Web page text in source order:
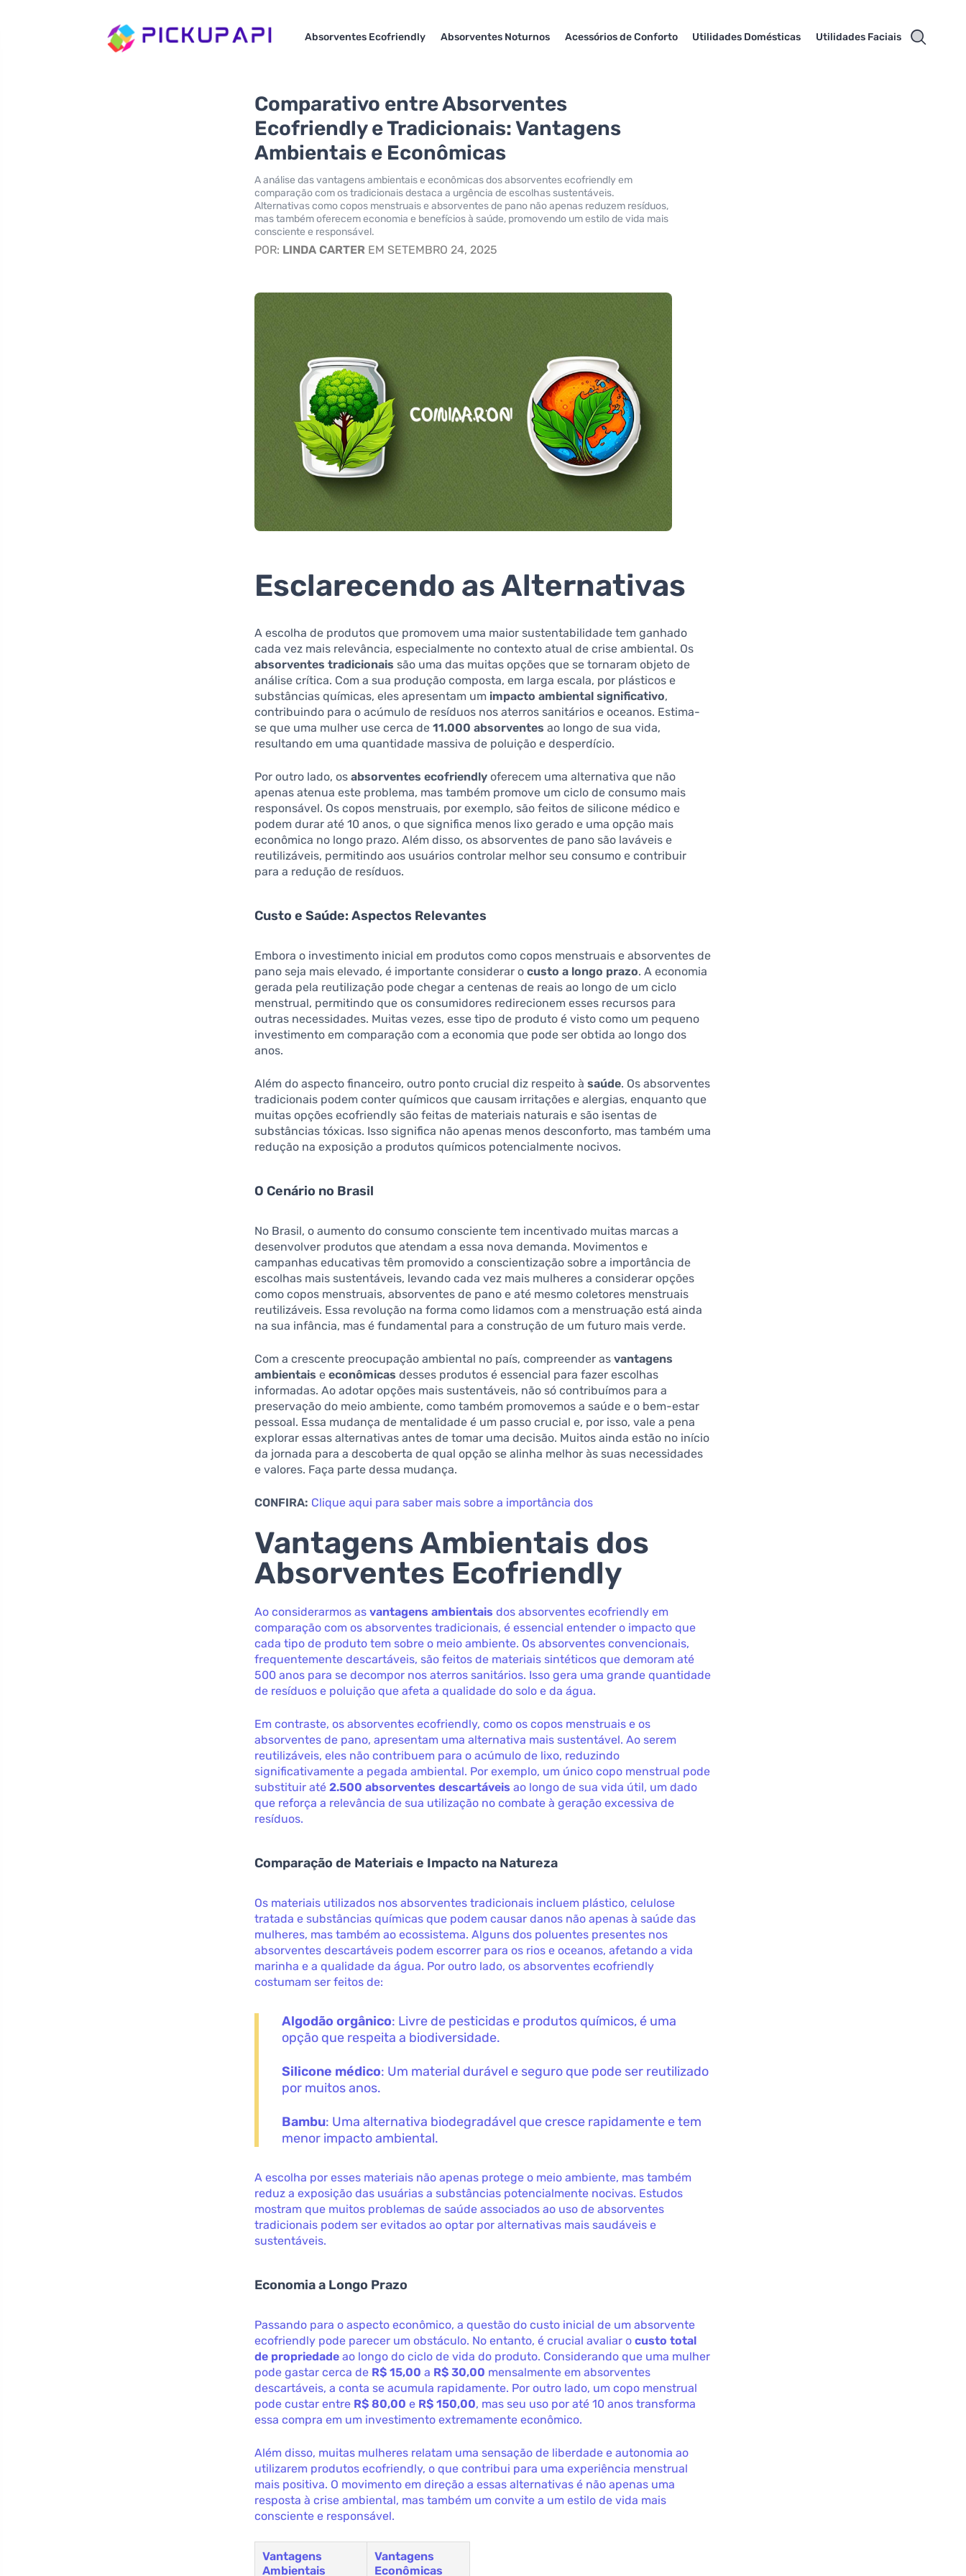
Absorventes Ecofriendly Absorventes Noturnos Acessórios de Conforto Utilidades Domésticas Utilidades Faciais
Comparativo entre Absorventes
Ecofriendly e Tradicionais: Vantagens
Ambientais e Econômicas
A análise das vantagens ambientais e econômicas dos absorventes ecofriendly em
comparação com os tradicionais destaca a urgência de escolhas sustentáveis.
Alternativas como copos menstruais e absorventes de pano não apenas reduzem resíduos,
mas também oferecem economia e benefícios à saúde, promovendo um estilo de vida mais
consciente e responsável.
POR: LINDA CARTER EM SETEMBRO 24, 2025
Esclarecendo as Alternativas
A escolha de produtos que promovem uma maior sustentabilidade tem ganhado
cada vez mais relevância, especialmente no contexto atual de crise ambiental. Os
absorventes tradicionais são uma das muitas opções que se tornaram objeto de
análise crítica. Com a sua produção composta, em larga escala, por plásticos e
substâncias químicas, eles apresentam um impacto ambiental significativo,
contribuindo para o acúmulo de resíduos nos aterros sanitários e oceanos. Estima-
se que uma mulher use cerca de11.000 absorventes ao longo de sua vida,
resultando em uma quantidade massiva de poluição e desperdício.
Por outro lado, osabsorventes ecofriendly oferecem uma alternativa que não
apenas atenua este problema, mas também promove um ciclo de consumo mais
responsável. Os copos menstruais, por exemplo, são feitos de silicone médico e
podem durar até 10 anos, o que significa menos lixo gerado e uma opção mais
econômica no longo prazo. Além disso, os absorventes de pano são laváveis e
reutilizáveis, permitindo aos usuários controlar melhor seu consumo e contribuir
para a redução de resíduos.
Custo e Saúde: Aspectos Relevantes
Embora o investimento inicial em produtos como copos menstruais e absorventes de
pano seja mais elevado, é importante considerar ocusto a longo prazo. A economia
gerada pela reutilização pode chegar a centenas de reais ao longo de um ciclo
menstrual, permitindo que os consumidores redirecionem esses recursos para
outras necessidades. Muitas vezes, esse tipo de produto é visto como um pequeno
investimento em comparação com a economia que pode ser obtida ao longo dos
anos.
Além do aspecto financeiro, outro ponto crucial diz respeito àsaúde. Os absorventes
tradicionais podem conter químicos que causam irritações e alergias, enquanto que
muitas opções ecofriendly são feitas de materiais naturais e são isentas de
substâncias tóxicas. Isso significa não apenas menos desconforto, mas também uma
redução na exposição a produtos químicos potencialmente nocivos.
O Cenário no Brasil
No Brasil, o aumento do consumo consciente tem incentivado muitas marcas a
desenvolver produtos que atendam a essa nova demanda. Movimentos e
campanhas educativas têm promovido a conscientização sobre a importância de
escolhas mais sustentáveis, levando cada vez mais mulheres a considerar opções
como copos menstruais, absorventes de pano e até mesmo coletores menstruais
reutilizáveis. Essa revolução na forma como lidamos com a menstruação está ainda
na sua infância, mas é fundamental para a construção de um futuro mais verde.
Com a crescente preocupação ambiental no país, compreender asvantagens
ambientais eeconômicas desses produtos é essencial para fazer escolhas
informadas. Ao adotar opções mais sustentáveis, não só contribuímos para a
preservação do meio ambiente, como também promovemos a saúde e o bem-estar
pessoal. Essa mudança de mentalidade é um passo crucial e, por isso, vale a pena
explorar essas alternativas antes de tomar uma decisão. Muitos ainda estão no início
da jornada para a descoberta de qual opção se alinha melhor às suas necessidades
e valores. Faça parte dessa mudança.
CONFIRA: Clique aqui para saber mais sobre a importância dos
Vantagens Ambientais dos
Absorventes Ecofriendly
Ao considerarmos asvantagens ambientais dos absorventes ecofriendly em
comparação com os absorventes tradicionais, é essencial entender o impacto que
cada tipo de produto tem sobre o meio ambiente. Os absorventes convencionais,
frequentemente descartáveis, são feitos de materiais sintéticos que demoram até
500 anos para se decompor nos aterros sanitários. Isso gera uma grande quantidade
de resíduos e poluição que afeta a qualidade do solo e da água.
Em contraste, os absorventes ecofriendly, como os copos menstruais e os
absorventes de pano, apresentam uma alternativa mais sustentável. Ao serem
reutilizáveis, eles não contribuem para o acúmulo de lixo, reduzindo
significativamente a pegada ambiental. Por exemplo, um único copo menstrual pode
substituir até2.500 absorventes descartáveis ao longo de sua vida útil, um dado
que reforça a relevância de sua utilização no combate à geração excessiva de
resíduos.
Comparação de Materiais e Impacto na Natureza
Os materiais utilizados nos absorventes tradicionais incluem plástico, celulose
tratada e substâncias químicas que podem causar danos não apenas à saúde das
mulheres, mas também ao ecossistema. Alguns dos poluentes presentes nos
absorventes descartáveis podem escorrer para os rios e oceanos, afetando a vida
marinha e a qualidade da água. Por outro lado, os absorventes ecofriendly
costumam ser feitos de:
Algodão orgânico: Livre de pesticidas e produtos químicos, é uma
opção que respeita a biodiversidade.
Silicone médico: Um material durável e seguro que pode ser reutilizado
por muitos anos.
Bambu: Uma alternativa biodegradável que cresce rapidamente e tem
menor impacto ambiental.
A escolha por esses materiais não apenas protege o meio ambiente, mas também
reduz a exposição das usuárias a substâncias potencialmente nocivas. Estudos
mostram que muitos problemas de saúde associados ao uso de absorventes
tradicionais podem ser evitados ao optar por alternativas mais saudáveis e
sustentáveis.
Economia a Longo Prazo
Passando para o aspecto econômico, a questão do custo inicial de um absorvente
ecofriendly pode parecer um obstáculo. No entanto, é crucial avaliar ocusto total
de propriedade ao longo do ciclo de vida do produto. Considerando que uma mulher
pode gastar cerca de R$ 15,00 a R$ 30,00 mensalmente em absorventes
descartáveis, a conta se acumula rapidamente. Por outro lado, um copo menstrual
pode custar entre R$ 80,00 e R$ 150,00, mas seu uso por até 10 anos transforma
essa compra em um investimento extremamente econômico.
Além disso, muitas mulheres relatam uma sensação de liberdade e autonomia ao
utilizarem produtos ecofriendly, o que contribui para uma experiência menstrual
mais positiva. O movimento em direção a essas alternativas é não apenas uma
resposta à crise ambiental, mas também um convite a um estilo de vida mais
consciente e responsável.
Vantagens
Ambientais
Vantagens
Econômicas